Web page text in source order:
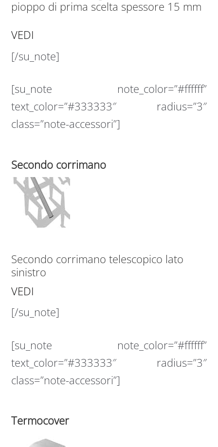
pioppo di prima scelta spessore 15 mm
VEDI
[/su_note]
[su_note note_color=”#ffffff”
text_color=”#333333″ radius=”3″
class=”note-accessori”]
Secondo corrimano
Secondo corrimano telescopico lato
sinistro
VEDI
[/su_note]
[su_note note_color=”#ffffff”
text_color=”#333333″ radius=”3″
class=”note-accessori”]
Termocover